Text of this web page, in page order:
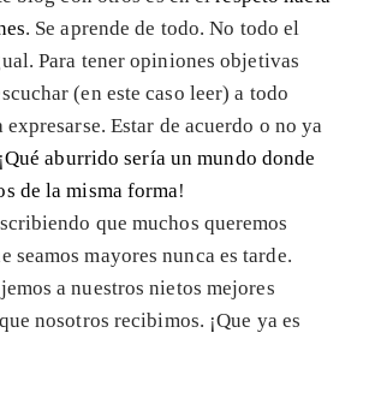
. Se aprende de todo. No todo el
Para tener opiniones objetivas
(en este caso leer) a todo
Estar de acuerdo o no ya
Qué aburrido sería un mundo donde
de la misma forma!
que muchos queremos
seamos mayores nunca es tarde.
a nuestros nietos mejores
nosotros recibimos. ¡Que ya es